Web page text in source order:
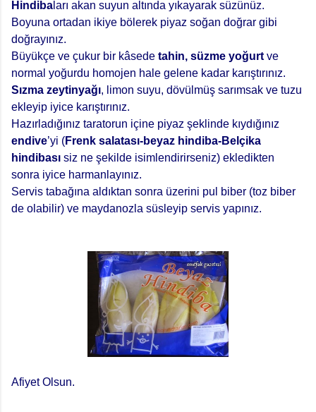
Hindiba ları akan suyun altında yıkayarak süzünüz.
Boyuna ortadan ikiye bölerek piyaz soğan doğrar gibi
doğrayınız.
Büyükçe ve çukur bir kâsede tahin, süzme yoğurt ve
normal yoğurdu homojen hale gelene kadar karıştırınız.
Sızma zeytinyağı, limon suyu, dövülmüş sarımsak ve tuzu
ekleyip iyice karıştırınız.
Hazırladığınız taratorun içine piyaz şeklinde kıydığınız
endive’yi (Frenk salatası-beyaz hindiba-Belçika
hindibası siz ne şekilde isimlendirirseniz) ekledikten
sonra iyice harmanlayınız.
Servis tabağına aldıktan sonra üzerini pul biber (toz biber
de olabilir) ve maydanozla süsleyip servis yapınız.
Afiyet Olsun.